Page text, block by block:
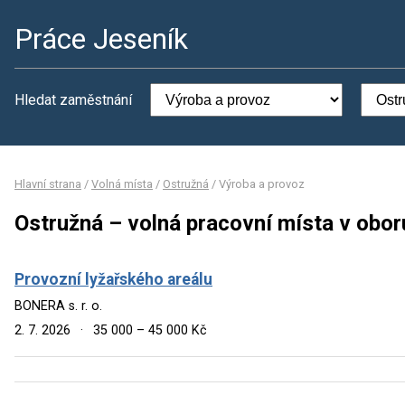
Práce Jeseník
Hledat zaměstnání
Hlavní strana / Volná místa / Ostružná / Výroba a provoz
Ostružná – volná pracovní místa v
Provozní lyžařského areálu
BONERA s. r. o.
2. 7. 2026
· 35 000 – 45 000 Kč